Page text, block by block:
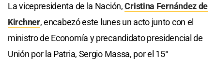
La vicepresidenta de la Nación,Cristina Fernández de
Kirchner, encabezó este lunes un acto junto con el
ministro de Economía y precandidato presidencial de
Unión por la Patria, Sergio Massa, por el 15°